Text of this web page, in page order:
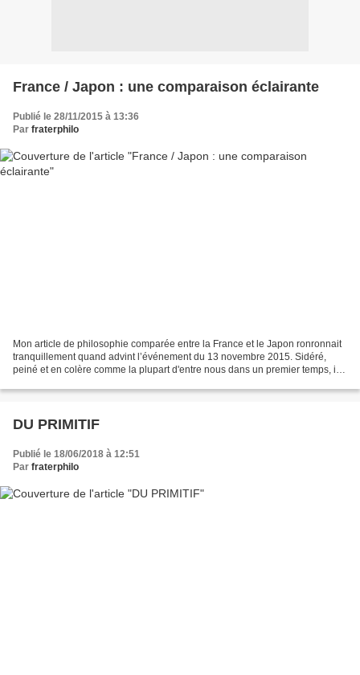
France / Japon : une comparaison éclairante
Publié le 28/11/2015 à 13:36
Par fraterphilo
Mon article de philosophie comparée entre la France et le Japon ronronnait
tranquillement quand advint l’événement du 13 novembre 2015. Sidéré,
peiné et en colère comme la plupart d'entre nous dans un premier temps, il
DU PRIMITIF
Publié le 18/06/2018 à 12:51
Par fraterphilo